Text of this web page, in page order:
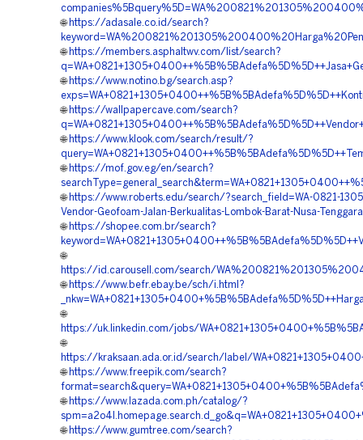
🌐 https://adasale.co.id/search?
🌐 https://members.asphaltwv.com/list/search?
🌐 https://www.notino.bg/search.asp?
🌐 https://wallpapercave.com/search?
🌐 https://www.klook.com/search/result/?
🌐 https://mof.gov.eg/en/search?
🌐 https://www.roberts.edu/search/?search_field=WA-0821-
Vendor-Geofoam-Jalan-Berkualitas-Lombok-Barat-Nusa-
🌐 https://shopee.com.br/search?
🌐
https://id.carousell.com/search/
🌐 https://www.befr.ebay.be/sch/i.html?
🌐
https://uk.linkedin.com/jobs/
🌐
https://kraksaan.ada.or.id/search/label/
🌐 https://www.freepik.com/search?
🌐 https://www.lazada.com.ph/catalog/?
🌐 https://www.gumtree.com/search?